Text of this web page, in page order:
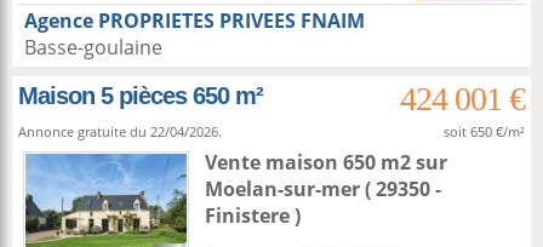
Agence PROPRIETES PRIVEES FNAIM
Basse-goulaine
Maison 5 pièces 650 m²
424 001 €
Annonce gratuite du 22/04/2026. soit 650 €/m²
Vente maison 650 m2sur
Moelan-sur-mer( 29350 -
Finistere )